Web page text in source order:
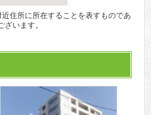
住所に所在することを表すものであ
います。